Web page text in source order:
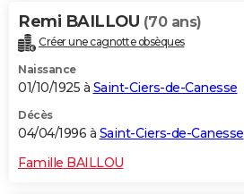
Remi BAILLOU (70 ans)
Créer une cagnotte obsèques
Naissance
01/10/1925 à Saint-Ciers-de-Canesse
Décès
04/04/1996 à Saint-Ciers-de-Canesse
Famille BAILLOU